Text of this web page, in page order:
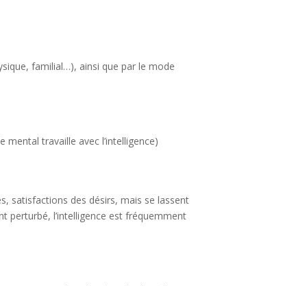
familial…), ainsi que par le mode
travaille avec l’intelligence)
satisfactions des désirs, mais se lassent
perturbé, l’intelligence est fréquemment